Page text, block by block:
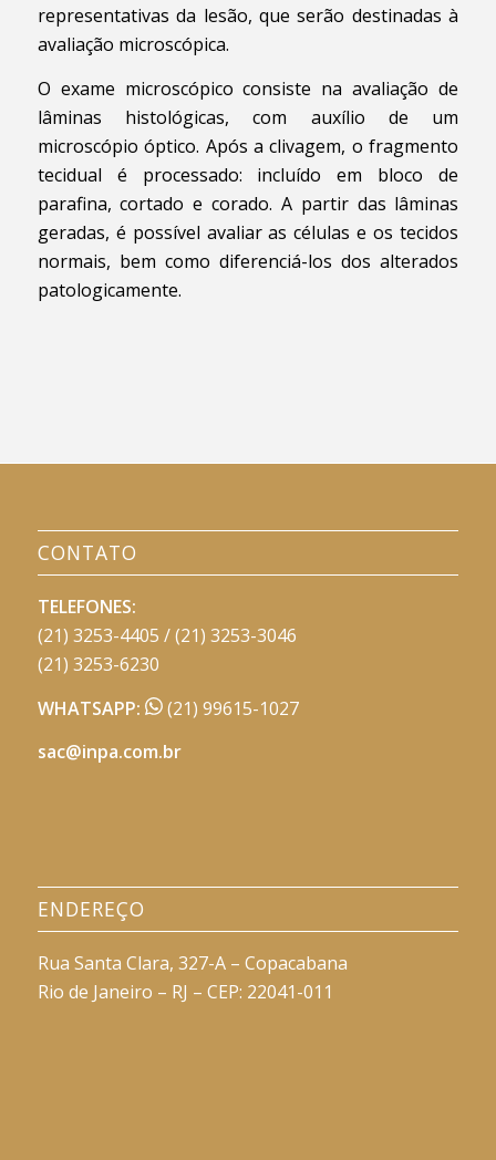
representativas da lesão, que serão destinadas à
avaliação microscópica.
O exame microscópico consiste na avaliação de
lâminas histológicas, com auxílio de um
microscópio óptico. Após a clivagem, o fragmento
tecidual é processado: incluído em bloco de
parafina, cortado e corado. A partir das lâminas
geradas, é possível avaliar as células e os tecidos
normais, bem como diferenciá-los dos alterados
patologicamente.
CONTATO
TELEFONES:
(21) 3253-4405 / (21) 3253-3046
(21) 3253-6230
WHATSAPP:
(21) 99615-1027
sac@inpa.com.br
ENDEREÇO
Rua Santa Clara, 327-A – Copacabana
Rio de Janeiro – RJ – CEP: 22041-011